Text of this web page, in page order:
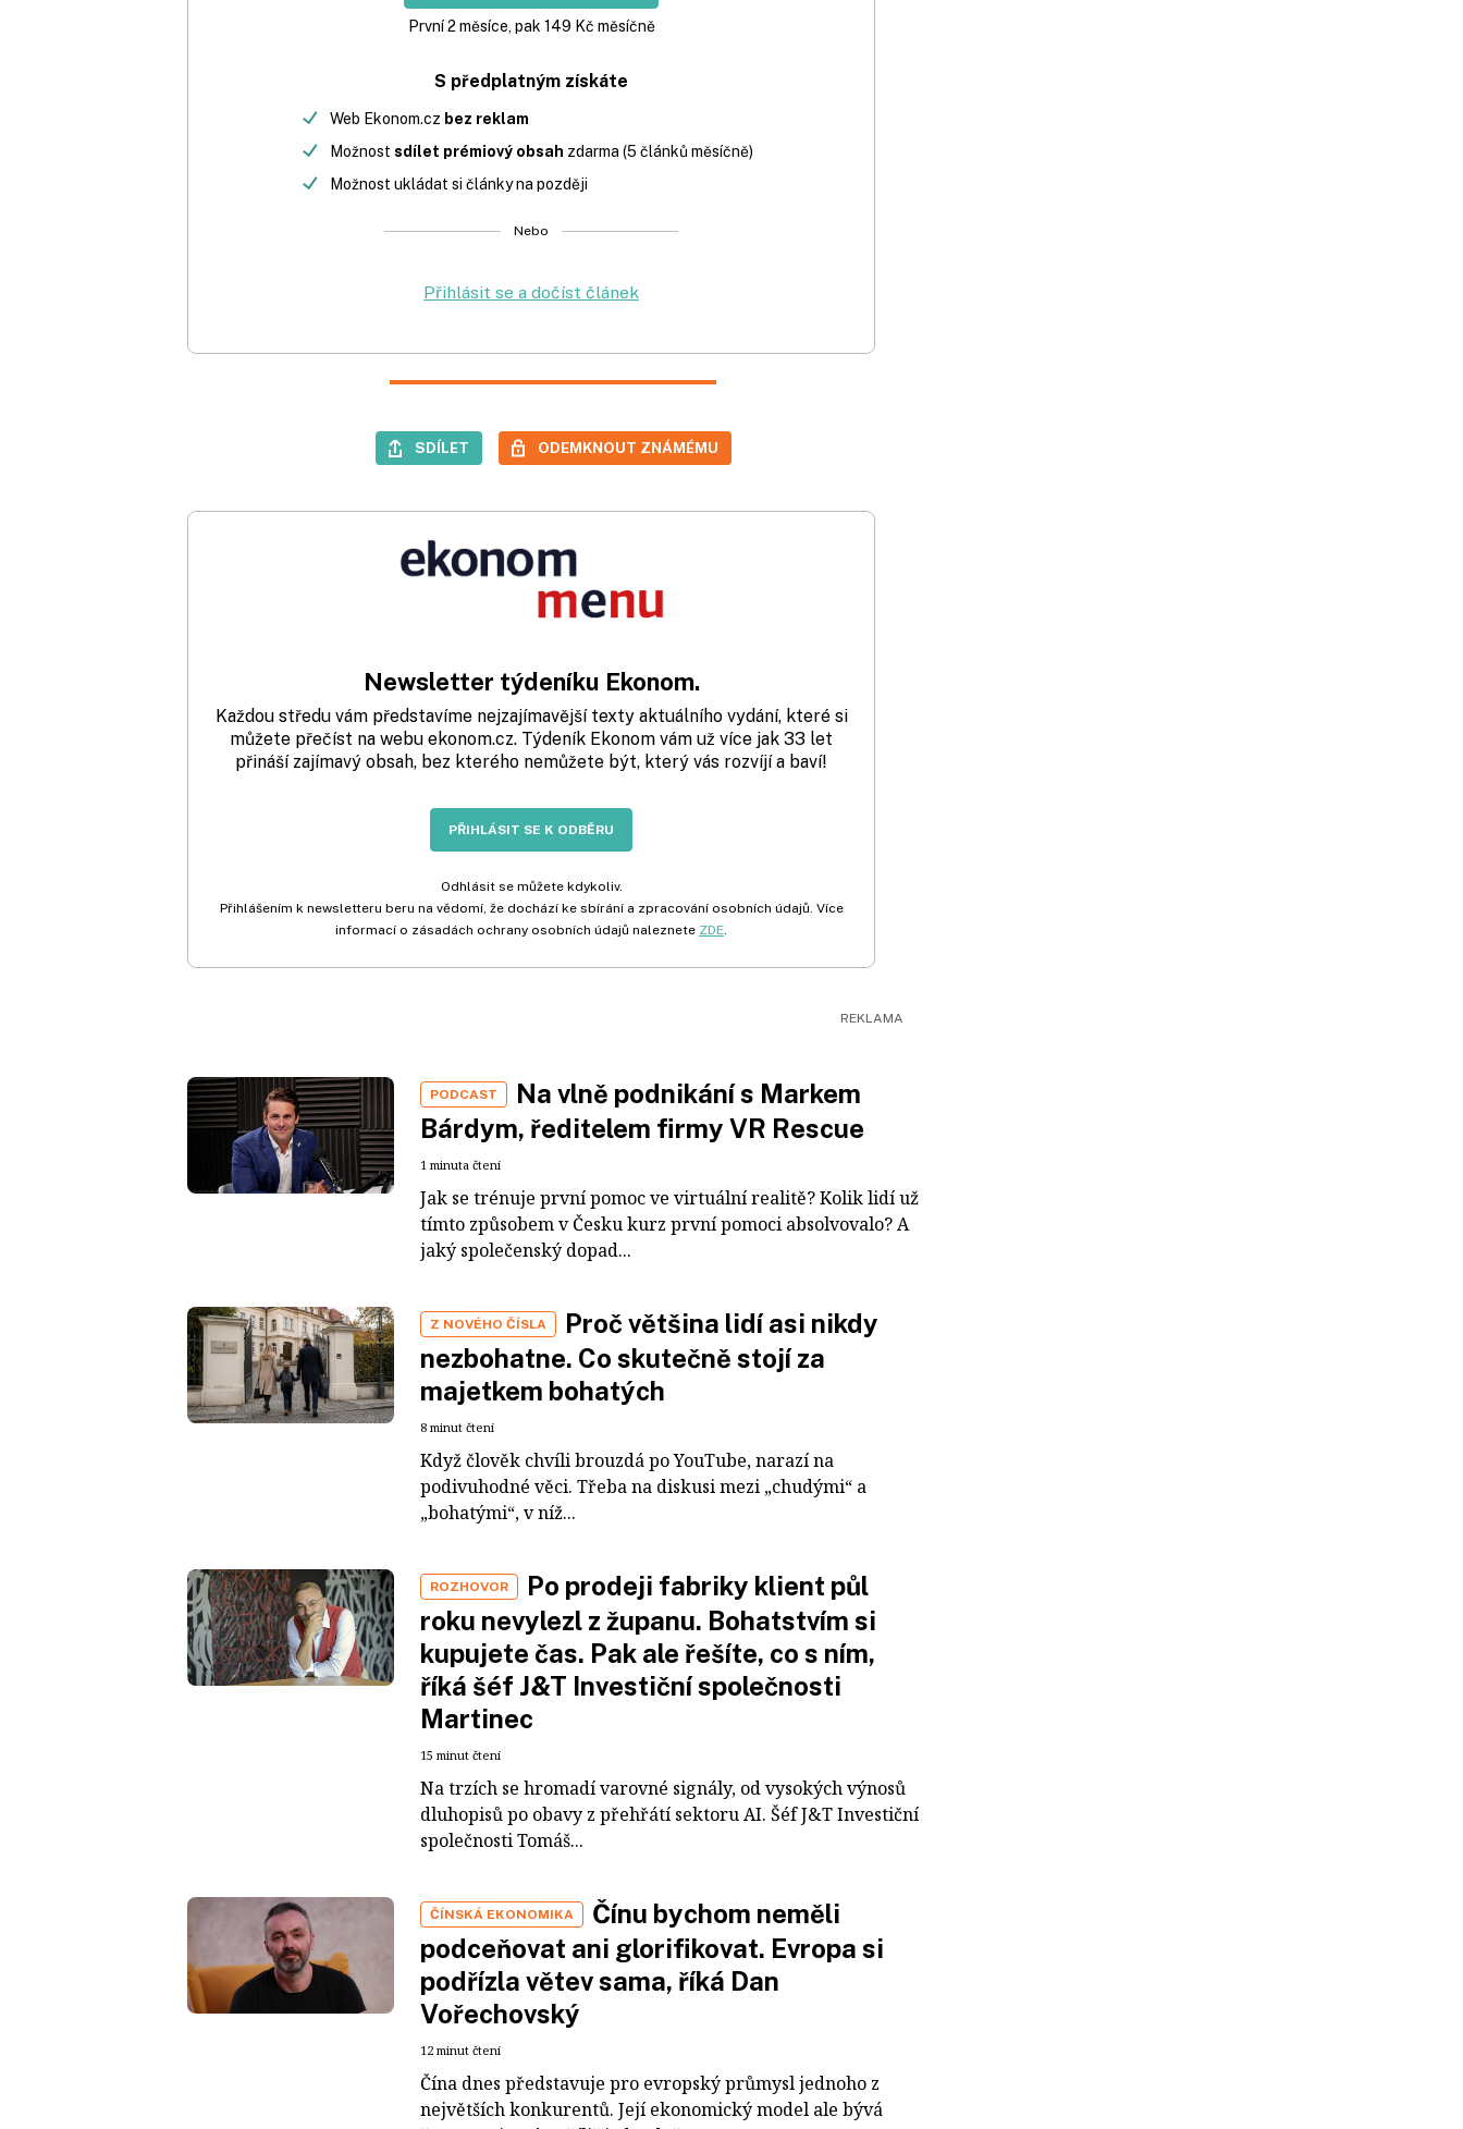
První 2 měsíce, pak 149 Kč měsíčně
S předplatným získáte
Web Ekonom.cz bez reklam
Možnost sdílet prémiový obsah zdarma (5 článků měsíčně)
Možnost ukládat si články na později
Nebo
Přihlásit se a dočíst článek
SDÍLET ODEMKNOUT ZNÁMÉMU
Newsletter týdeníku Ekonom.
Každou středu vám představíme nejzajímavější texty aktuálního vydání, které si
můžete přečíst na webu ekonom.cz. Týdeník Ekonom vám už více jak 33 let
přináší zajímavý obsah, bez kterého nemůžete být, který vás rozvíjí a baví!
PŘIHLÁSIT SE K ODBĚRU
Odhlásit se můžete kdykoliv.
Přihlášením k newsletteru beru na vědomí, že dochází ke sbírání a zpracování osobních údajů. Více
informací o zásadách ochrany osobních údajů naleznete ZDE
PODCAST
Na vlně podnikání s Markem
Bárdym, ředitelem firmy VR Rescue
1 minuta čtení
Jak se trénuje první pomoc ve virtuální realitě? Kolik lidí už
tímto způsobem v Česku kurz první pomoci absolvovalo? A
jaký společenský dopad...
Z NOVÉHO ČÍSLA
Proč většina lidí asi nikdy
nezbohatne. Co skutečně stojí za
majetkem bohatých
8 minut čtení
Když člověk chvíli brouzdá po YouTube, narazí na
podivuhodné věci. Třeba na diskusi mezi „chudými“ a
„bohatými“, v níž...
ROZHOVOR
Po prodeji fabriky klient půl
roku nevylezl z županu. Bohatstvím si
kupujete čas. Pak ale řešíte, co s ním,
říká šéf J&T Investiční společnosti
Martinec
15 minut čtení
Na trzích se hromadí varovné signály, od vysokých výnosů
dluhopisů po obavy z přehřátí sektoru AI. Šéf J&T Investiční
společnosti Tomáš...
ČÍNSKÁ EKONOMIKA
Čínu bychom neměli
podceňovat ani glorifikovat. Evropa si
podřízla větev sama, říká Dan
Vořechovský
12 minut čtení
Čína dnes představuje pro evropský průmysl jednoho z
největších konkurentů. Její ekonomický model ale bývá